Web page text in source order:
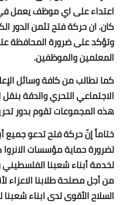
اعتداء على اي موظف يعمل
كان. ان حركة فتح تثمن الدور
وتؤكد على ضرورة المحافظة
المعلمين والموظفين.
كما نطالب من كافة وسائل
الاجتماعي التحري والدقة
هذه المجموعات تقوم بدور
ختاماً إنّ حركة فتح تدعو جميع
لضرورة حماية مؤسسات
لخدمة أبناء شعبنا
من أجل مصلحة طلابنا الاعزاء
السلاح الأقوى لدى ابناء